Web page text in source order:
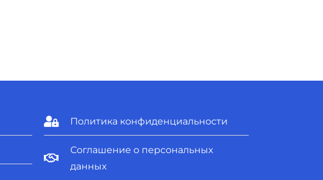
Политика конфиденциальности
Соглашение о персональных
данных